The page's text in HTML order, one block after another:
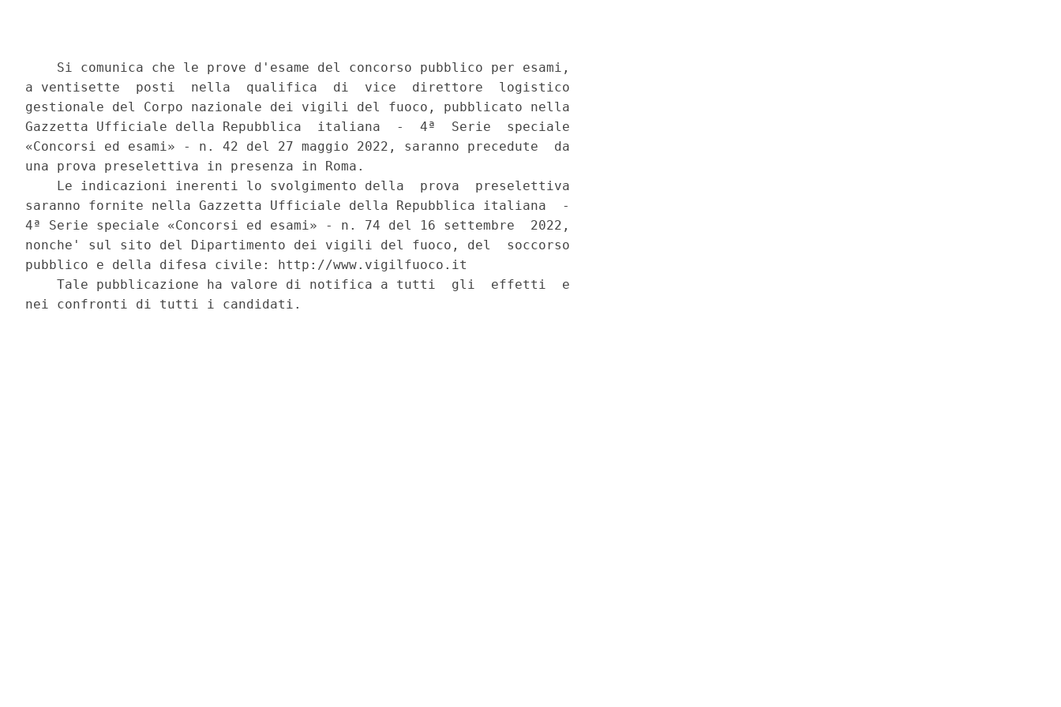
    Si comunica che le prove d'esame del concorso pubblico per esami,
a ventisette  posti  nella  qualifica  di  vice  direttore  logistico
gestionale del Corpo nazionale dei vigili del fuoco, pubblicato nella
Gazzetta Ufficiale della Repubblica  italiana  -  4ª  Serie  speciale
«Concorsi ed esami» - n. 42 del 27 maggio 2022, saranno precedute  da
una prova preselettiva in presenza in Roma.
    Le indicazioni inerenti lo svolgimento della  prova  preselettiva
saranno fornite nella Gazzetta Ufficiale della Repubblica italiana  -
4ª Serie speciale «Concorsi ed esami» - n. 74 del 16 settembre  2022,
nonche' sul sito del Dipartimento dei vigili del fuoco, del  soccorso
pubblico e della difesa civile: http://www.vigilfuoco.it
    Tale pubblicazione ha valore di notifica a tutti  gli  effetti  e
nei confronti di tutti i candidati.